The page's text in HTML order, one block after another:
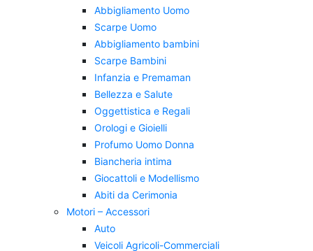
Abbigliamento Uomo
Scarpe Uomo
Abbigliamento bambini
Scarpe Bambini
Infanzia e Premaman
Bellezza e Salute
Oggettistica e Regali
Orologi e Gioielli
Profumo Uomo Donna
Biancheria intima
Giocattoli e Modellismo
Abiti da Cerimonia
Motori – Accessori
Auto
Veicoli Agricoli-Commerciali